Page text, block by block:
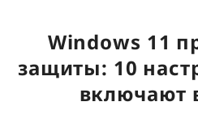
Windows 11
защиты: 10
включают